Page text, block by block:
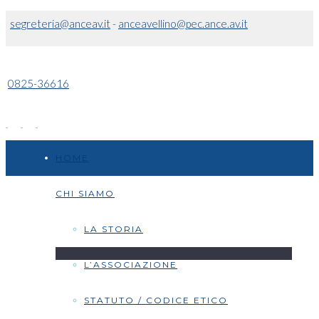
segreteria@anceav.it- anceavellino@pec.ance.av.it
0825-36616
CHI SIAMO
LA STORIA
L’ASSOCIAZIONE
STATUTO / CODICE ETICO